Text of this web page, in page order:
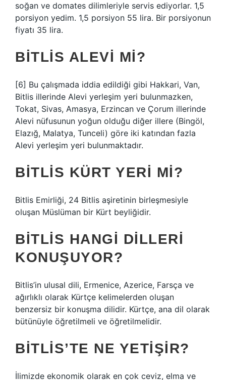
soğan ve domates dilimleriyle servis ediyorlar. 1,5
porsiyon yedim. 1,5 porsiyon 55 lira. Bir porsiyonun
fiyatı 35 lira.
BITLIS ALEVI MI?
[6] Bu çalışmada iddia edildiği gibi Hakkari, Van,
Bitlis illerinde Alevi yerleşim yeri bulunmazken,
Tokat, Sivas, Amasya, Erzincan ve Çorum illerinde
Alevi nüfusunun yoğun olduğu diğer illere (Bingöl,
Elazığ, Malatya, Tunceli) göre iki katından fazla
Alevi yerleşim yeri bulunmaktadır.
BITLIS KÜRT YERI MI?
Bitlis Emirliği, 24 Bitlis aşiretinin birleşmesiyle
oluşan Müslüman bir Kürt beyliğidir.
BITLIS HANGI DILLERI
KONUŞUYOR?
Bitlis’in ulusal dili, Ermenice, Azerice, Farsça ve
ağırlıklı olarak Kürtçe kelimelerden oluşan
benzersiz bir konuşma dilidir. Kürtçe, ana dil olarak
bütünüyle öğretilmeli ve öğretilmelidir.
BITLIS’TE NE YETIŞIR?
İlimizde ekonomik olarak en çok ceviz, elma ve